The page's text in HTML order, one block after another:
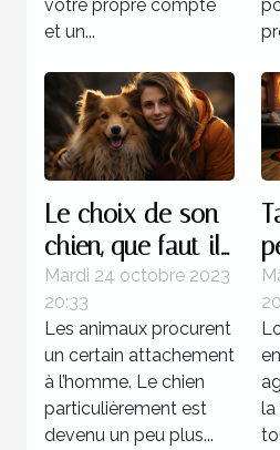
votre propre compte
et un...
Le choix de son
chien, que faut-il
savoir ?
Mardi 24 octobre 2023
20:33
Les animaux procurent
un certain attachement
à l’homme. Le chien
particulièrement est
devenu un peu plus...
la